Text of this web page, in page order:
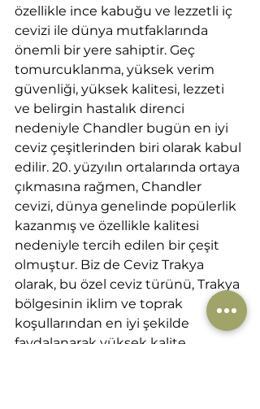
özellikle ince kabuğu ve lezzetli iç
cevizi ile dünya mutfaklarında
önemli bir yere sahiptir. Geç
tomurcuklanma, yüksek verim
güvenliği, yüksek kalitesi, lezzeti
ve belirgin hastalık direnci
nedeniyle Chandler bugün en iyi
ceviz çeşitlerinden biri olarak kabul
edilir. 20. yüzyılın ortalarında ortaya
çıkmasına rağmen, Chandler
cevizi, dünya genelinde popülerlik
kazanmış ve özellikle kalitesi
nedeniyle tercih edilen bir çeşit
olmuştur. Biz de Ceviz Trakya
olarak, bu özel ceviz türünü, Trakya
bölgesinin iklim ve toprak
koşullarından en iyi şekilde
faydalanarak yüksek kalite